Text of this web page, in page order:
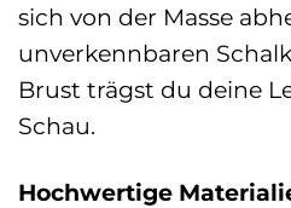
sich von der Masse
unverkennbaren
Brust trägst du deine
Schau.
Hochwertige